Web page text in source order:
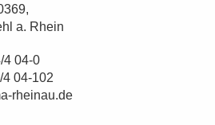
a. Rhein
4 04-0
4 04-102
rheinau.de